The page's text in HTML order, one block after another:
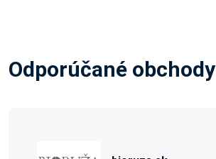
Odporúčané obchody